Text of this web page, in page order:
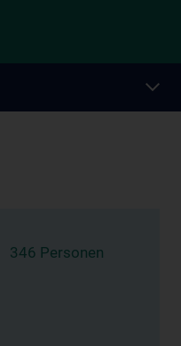
346 Personen